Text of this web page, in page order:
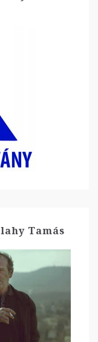
Tamás